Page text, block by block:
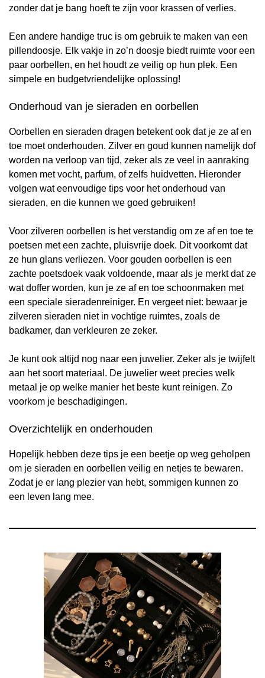
zonder dat je bang hoeft te zijn voor krassen of verlies.
Een andere handige truc is om gebruik te maken van een
pillendoosje. Elk vakje in zo’n doosje biedt ruimte voor een
paar oorbellen, en het houdt ze veilig op hun plek. Een
simpele en budgetvriendelijke oplossing!
Onderhoud van je sieraden en oorbellen
Oorbellen en sieraden dragen betekent ook dat je ze af en
toe moet onderhouden. Zilver en goud kunnen namelijk dof
worden na verloop van tijd, zeker als ze veel in aanraking
komen met vocht, parfum, of zelfs huidvetten. Hieronder
volgen wat eenvoudige tips voor het onderhoud van
sieraden, en die kunnen we goed gebruiken!
Voor zilveren oorbellen is het verstandig om ze af en toe te
poetsen met een zachte, pluisvrije doek. Dit voorkomt dat
ze hun glans verliezen. Voor gouden oorbellen is een
zachte poetsdoek vaak voldoende, maar als je merkt dat ze
wat doffer worden, kun je ze af en toe schoonmaken met
een speciale sieradenreiniger. En vergeet niet: bewaar je
zilveren sieraden niet in vochtige ruimtes, zoals de
badkamer, dan verkleuren ze zeker.
Je kunt ook altijd nog naar een juwelier. Zeker als je twijfelt
aan het soort materiaal. De juwelier weet precies welk
metaal je op welke manier het beste kunt reinigen. Zo
voorkom je beschadigingen.
Overzichtelijk en onderhouden
Hopelijk hebben deze tips je een beetje op weg geholpen
om je sieraden en oorbellen veilig en netjes te bewaren.
Zodat je er lang plezier van hebt, sommigen kunnen zo
een leven lang mee.